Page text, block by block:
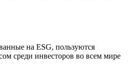
на ESG, пользуются
среди инвесторов во всем мире